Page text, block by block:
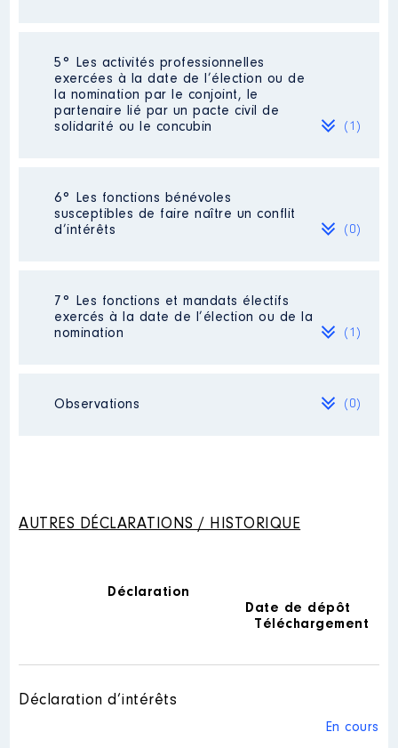
Employeur
: Holding Conseil
Charlie │ De : 09/2017 à 07/2021
Rémunération ou gratification
2017 20 029 €
Net
2018
59 704 €
Net
2019
Néant
5° Les activités professionnelles
exercées à la date de l’élection ou de
la nomination par le conjoint, le
partenaire lié par un pacte civil de
solidarité ou le concubin
(1)
Activité professionnelle
en langue des signes
Employeur
6° Les fonctions bénévoles
susceptibles de faire naître un conflit
d’intérêts
(0)
Néant
7° Les fonctions et mandats électifs
exercés à la date de l’élection ou de la
nomination
(1)
Année Montant Type
Observations (0)
AUTRES DÉCLARATIONS / HISTORIQUE
Déclaration
Date de dépôt
Téléchargement
Déclaration d’intérêts
En cours